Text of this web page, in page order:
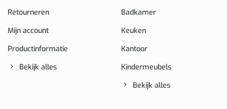
Retourneren
Mijn account
Productinformatie
Bekijk alles
Badkamer
Keuken
Kantoor
Kindermeubels
Bekijk alles